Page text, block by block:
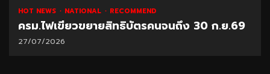
HOT NEWS NATIONAL RECOMMEND
ครม.ไฟเขียวขยายสิทธิบัตรคนจนถึง 30 ก.ย.69
27/07/2026